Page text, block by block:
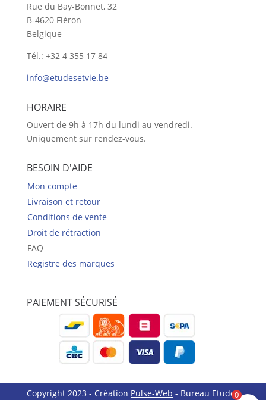
Rue du Bay-Bonnet, 32
B-4620 Fléron
Belgique
Tél.: +32 4 355 17 84
info@etudesetvie.be
HORAIRE
Ouvert de 9h à 17h du lundi au vendredi.
Uniquement sur rendez-vous.
BESOIN D'AIDE
Mon compte
Livraison et retour
Conditions de vente
Droit de rétraction
FAQ
Registre des marques
PAIEMENT SÉCURISÉ
Copyright 2023 - Création Pulse-Web - Bureau Etudes
0